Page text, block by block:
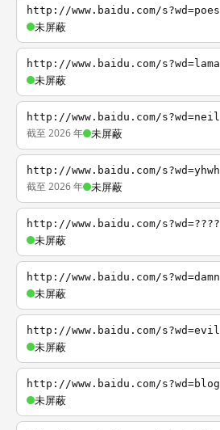
http://www.baidu.com/s?wd=poes
未屏蔽
http://www.baidu.com/s?wd=lama
未屏蔽
http://www.baidu.com/s?wd=neil
截至 2026 年 未屏蔽
http://www.baidu.com/s?wd=yhwh
截至 2026 年 未屏蔽
http://www.baidu.com/s?wd=????
未屏蔽
http://www.baidu.com/s?wd=damn
未屏蔽
http://www.baidu.com/s?wd=evil
未屏蔽
http://www.baidu.com/s?wd=blog
未屏蔽